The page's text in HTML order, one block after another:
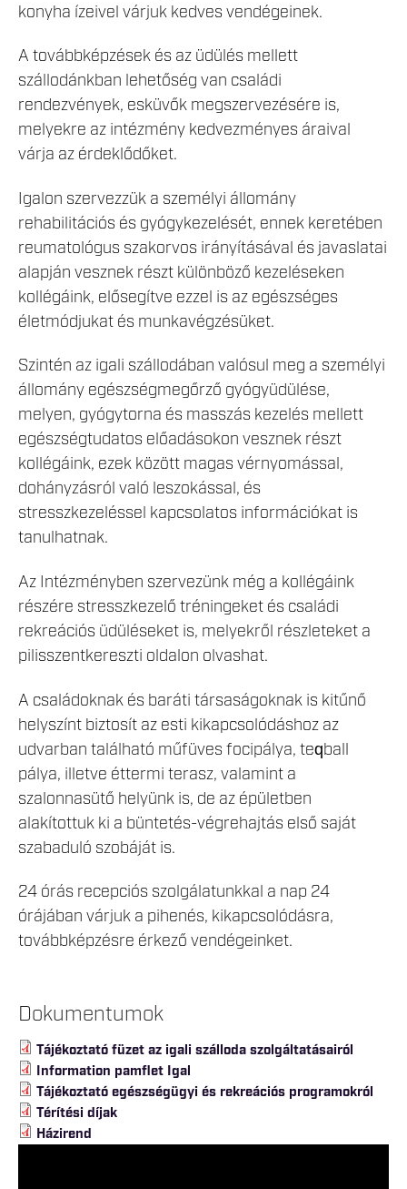
konyha ízeivel várjuk kedves vendégeinek.
A továbbképzések és az üdülés mellett
szállodánkban lehetőség van családi
rendezvények, esküvők megszervezésére is,
melyekre az intézmény kedvezményes áraival
várja az érdeklődőket.
Igalon szervezzük a személyi állomány
rehabilitációs és gyógykezelését, ennek keretében
reumatológus szakorvos irányításával és javaslatai
alapján vesznek részt különböző kezeléseken
kollégáink, elősegítve ezzel is az egészséges
életmódjukat és munkavégzésüket.
Szintén az igali szállodában valósul meg a személyi
állomány egészségmegőrző gyógyüdülése,
melyen, gyógytorna és masszás kezelés mellett
egészségtudatos előadásokon vesznek részt
kollégáink, ezek között magas vérnyomással,
dohányzásról való leszokással, és
stresszkezeléssel kapcsolatos információkat is
tanulhatnak.
Az Intézményben szervezünk még a kollégáink
részére stresszkezelő tréningeket és családi
rekreációs üdüléseket is, melyekről részleteket a
pilisszentkereszti oldalon olvashat.
A családoknak és baráti társaságoknak is kitűnő
helyszínt biztosít az esti kikapcsolódáshoz az
udvarban található műfüves focipálya, teqball
pálya, illetve éttermi terasz, valamint a
szalonnasütő helyünk is, de az épületben
alakítottuk ki a büntetés-végrehajtás első saját
szabaduló szobáját is.
24 órás recepciós szolgálatunkkal a nap 24
órájában várjuk a pihenés, kikapcsolódásra,
továbbképzésre érkező vendégeinket.
Dokumentumok
Tájékoztató füzet az igali szálloda szolgáltatásairól
Information pamflet Igal
Tájékoztató egészségügyi és rekreációs programokról
Térítési díjak
Házirend